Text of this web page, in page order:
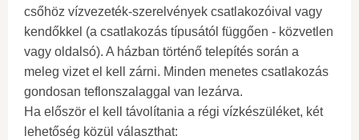
csőhöz vízvezeték-szerelvények csatlakozóival vagy
kendőkkel (a csatlakozás típusától függően - közvetlen
vagy oldalsó). A házban történő telepítés során a
meleg vizet el kell zárni. Minden menetes csatlakozás
gondosan teflonszalaggal van lezárva.
Ha először el kell távolítania a régi vízkészüléket, két
lehetőség közül választhat: